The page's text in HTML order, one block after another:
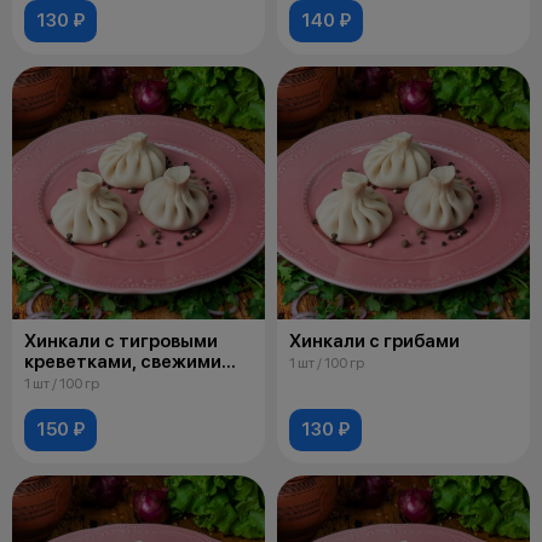
130 ₽
140 ₽
Хинкали с тигровыми
креветками, свежими
томатами и сыром
1 шт / 100 гр
150 ₽
Хинкали с грибами
1 шт / 100 гр
130 ₽